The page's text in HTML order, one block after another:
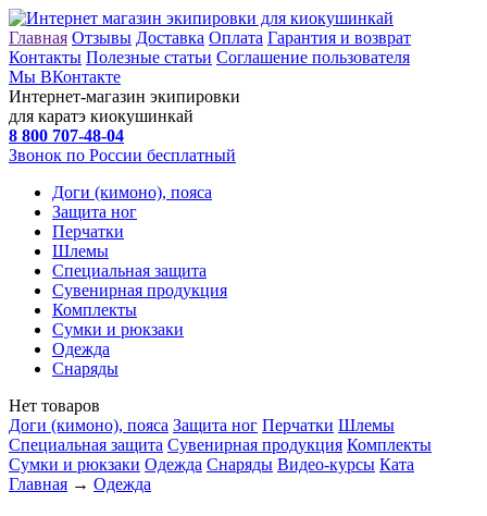
Главная Отзывы Доставка Оплата Гарантия и возврат
Контакты Полезные статьи Соглашение пользователя
Мы ВКонтакте
Интернет-магазин экипировки
для каратэ киокушинкай
8 800 707-48-04
Звонок по России бесплатный
Доги (кимоно), пояса
Защита ног
Перчатки
Шлемы
Специальная защита
Сувенирная продукция
Комплекты
Сумки и рюкзаки
Одежда
Снаряды
Нет товаров
Доги (кимоно), пояса Защита ног Перчатки Шлемы
Специальная защита Сувенирная продукция Комплекты
Сумки и рюкзаки Одежда Снаряды Видео-курсы Ката
Главная → Одежда